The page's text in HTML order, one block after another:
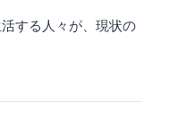
する人々が、現状の